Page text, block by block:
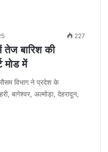
227
तेज बारिश की
मोड में
विभाग ने प्रदेश के
बागेश्वर, अल्मोड़ा, देहरादून,